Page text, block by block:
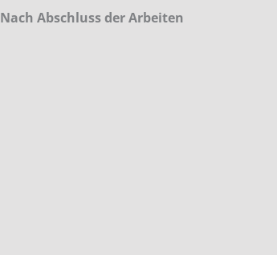
Nach Abschluss der Arbeiten